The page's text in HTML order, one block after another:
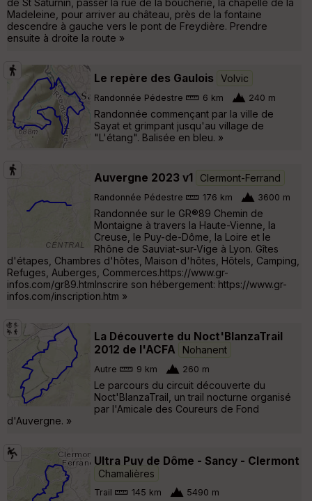
de St Saturnin, passer la rue de la boucherie, la chapelle de la
Madeleine, pour arriver au château, près de la fontaine
descendre à gauche vers le pont de Freydière. Prendre
ensuite à droite la route »
Le repère des Gaulois Volvic
Randonnée Pédestre 6 km 240 m
Randonnée commençant par la ville de
Sayat et grimpant jusqu'au village de
"L'étang". Balisée en bleu. »
Auvergne 2023 v1 Clermont-Ferrand
Randonnée Pédestre 176 km 3600 m
Randonnée sur le GR®89 Chemin de
Montaigne à travers la Haute-Vienne, la
Creuse, le Puy-de-Dôme, la Loire et le
Rhône de Sauviat-sur-Vige à Lyon. Gîtes
d'étapes, Chambres d'hôtes, Maison d'hôtes, Hôtels, Camping,
Refuges, Auberges, Commerces.https://www.gr-
infos.com/gr89.htmInscrire son hébergement: https://www.gr-
infos.com/inscription.htm »
La Découverte du Noct'BlanzaTrail
2012 de l'ACFA
Nohanent
Autre 9 km 260 m
Le parcours du circuit découverte du
Noct'BlanzaTrail, un trail nocturne organisé
par l'Amicale des Coureurs de Fond
d'Auvergne. »
Ultra Puy de Dôme - Sancy - Clermont
Chamalières
Trail 145 km 5490 m